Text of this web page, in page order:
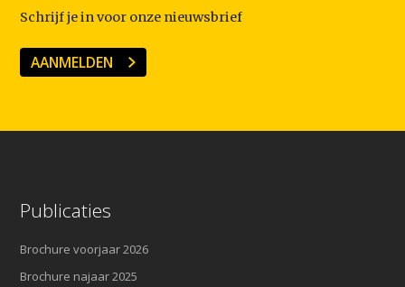
Schrijf je in voor onze nieuwsbrief
AANMELDEN
Publicaties
Brochure voorjaar 2026
Brochure najaar 2025